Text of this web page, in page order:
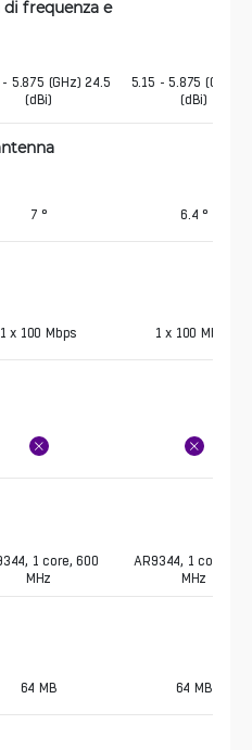
frequenza e
5.875 (GHz) 24.5
(dBi)
5.15 - 5.875 (GHz)
(dBi)
7 ° 6.4 °
1 x 100 Mbps 1 x 100 Mbps
1 core, 600
MHz
AR9344, 1 core,
MHz
64 MB 64 MB